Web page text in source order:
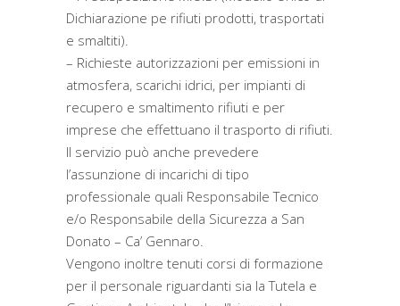
Dichiarazione pe rifiuti prodotti, trasportati
e smaltiti).
– Richieste autorizzazioni per emissioni in
atmosfera, scarichi idrici, per impianti di
recupero e smaltimento rifiuti e per
imprese che effettuano il trasporto di rifiuti.
Il servizio può anche prevedere
l’assunzione di incarichi di tipo
professionale quali Responsabile Tecnico
e/o Responsabile della Sicurezza a San
Donato – Ca’ Gennaro.
Vengono inoltre tenuti corsi di formazione
per il personale riguardanti sia la Tutela e